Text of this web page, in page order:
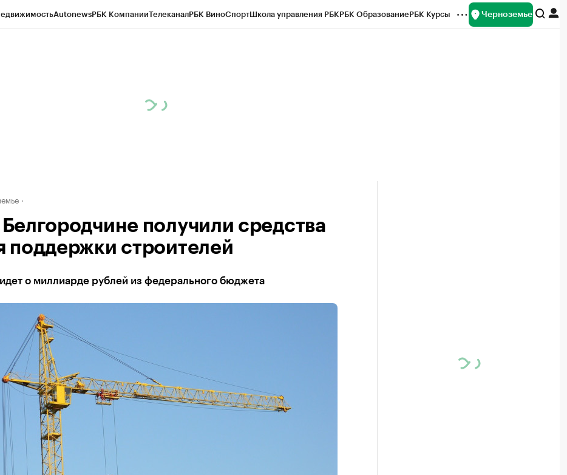
AutonewsРБК КомпанииТелеканалРБК ВиноСпортШкола управления РБКРБК ОбразованиеРБК Курсы Черноземье
Белгородчине получили средства
поддержки строителей
о миллиарде рублей из федерального бюджета